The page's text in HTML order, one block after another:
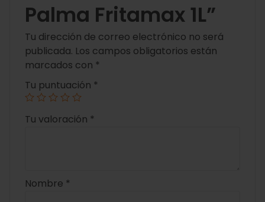
Palma Fritamax 1L”
Tu dirección de correo electrónico no será
publicada. Los campos obligatorios están
marcados con *
Tu puntuación *
Tu valoración *
Nombre *